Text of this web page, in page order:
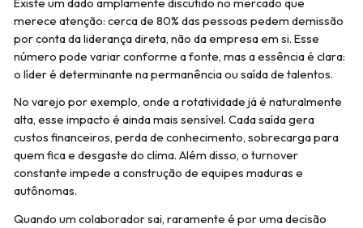
merece atenção: cerca de 80% das pessoas pedem demissão
por conta da liderança direta, não da empresa em si. Esse
número pode variar conforme a fonte, mas a essência é clara:
o líder é determinante na permanência ou saída de talentos.
No varejo por exemplo, onde a rotatividade já é naturalmente
alta, esse impacto é ainda mais sensível. Cada saída gera
custos financeiros, perda de conhecimento, sobrecarga para
quem fica e desgaste do clima. Além disso, o turnover
constante impede a construção de equipes maduras e
autônomas.
Quando um colaborador sai, raramente é por uma decisão